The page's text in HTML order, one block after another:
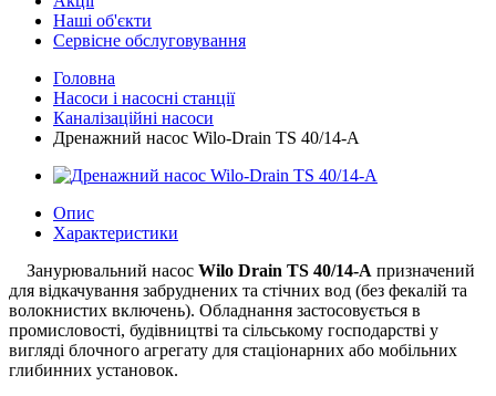
Наші об'єкти
Сервісне обслуговування
Головна
Насоси і насосні станції
Каналізаційні насоси
Дренажний насос Wilo-Drain TS 40/14-А
Опис
Характеристики
Занурювальний насос Wilo Drain TS 40/14-А призначений
для відкачування забруднених та стічних вод (без фекалій та
волокнистих включень). Обладнання застосовується в
промисловості, будівництві та сільському господарстві у
вигляді блочного агрегату для стаціонарних або мобільних
глибинних установок.